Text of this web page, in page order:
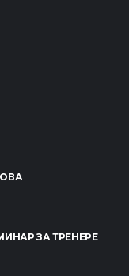
ЗА ТРЕНЕРЕ